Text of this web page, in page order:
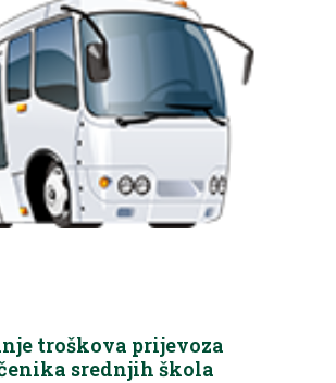
troškova prijevoza
srednjih škola